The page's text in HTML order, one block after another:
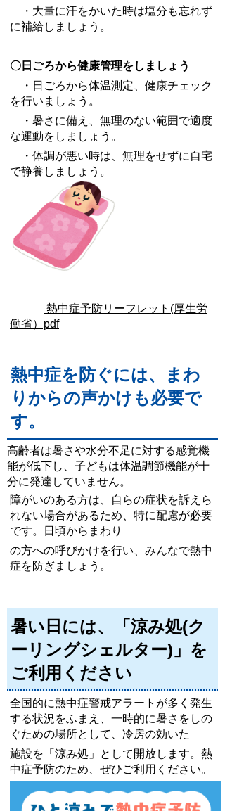
・大量に汗をかいた時は塩分も忘れず
に補給しましょう。
〇日ごろから健康管理をしましょう
・日ごろから体温測定、健康チェック
を行いましょう。
・暑さに備え、無理のない範囲で適度
な運動をしましょう。
・体調が悪い時は、無理をせずに自宅
で静養しましょう。
熱中症予防リーフレット(厚生労
働省）pdf
熱中症を防ぐには、まわ
りからの声かけも必要で
す。
高齢者は暑さや水分不足に対する感覚機
能が低下し、子どもは体温調節機能が十
分に発達していません。
障がいのある方は、自らの症状を訴えら
れない場合があるため、特に配慮が必要
です。日頃からまわり
の方への呼びかけを行い、みんなで熱中
症を防ぎましょう。
暑い日には、「涼み処(ク
ーリングシェルター)」を
ご利用ください
全国的に熱中症警戒アラートが多く発生
する状況をふまえ、一時的に暑さをしの
ぐための場所として、冷房の効いた
施設を「涼み処」として開放します。熱
中症予防のため、ぜひご利用ください。